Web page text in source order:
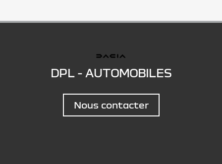
DPL - AUTOMOBILES
Nous contacter